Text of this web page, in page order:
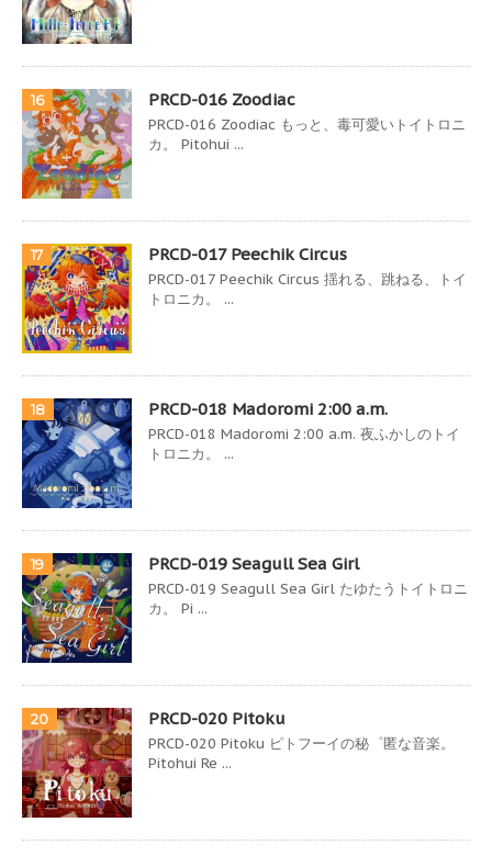
16 PRCD-016 Zoodiac
PRCD-016 Zoodiac もっと、毒可愛いトイトロニ
カ。 Pitohui ...
17 PRCD-017 Peechik Circus
PRCD-017 Peechik Circus 揺れる、跳ねる、トイ
トロニカ。 ...
18 PRCD-018 Madoromi 2:00 a.m.
PRCD-018 Madoromi 2:00 a.m. 夜ふかしのトイ
トロニカ。 ...
19 PRCD-019 Seagull Sea Girl
PRCD-019 Seagull Sea Girl たゆたうトイトロニ
カ。 Pi ...
20 PRCD-020 Pitoku
PRCD-020 Pitoku ピトフーイの秘゜匿な音楽。
Pitohui Re ...